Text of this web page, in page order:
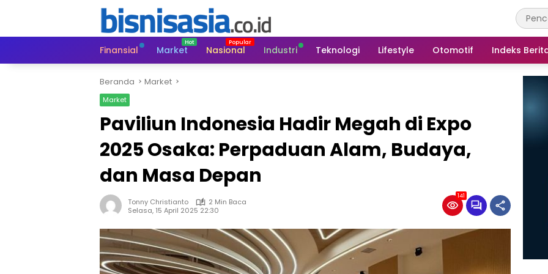
Finansial
Market Nasional Industri Teknologi Lifestyle Otomotif Indeks
Beranda Market
Market
Paviliun Indonesia Hadir Megah di Expo
2025 Osaka: Perpaduan Alam, Budaya,
dan Masa Depan
Tonny Christianto
2 Min Baca
Selasa, 15 April 2025 22:30
141